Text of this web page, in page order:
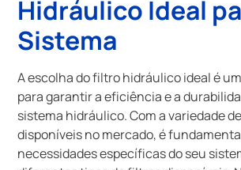
Hidráulico Ideal
Sistema
A escolha do filtro hidráulico ideal é
para garantir a eficiência e a
sistema hidráulico. Com a variedade
disponíveis no mercado, é
necessidades específicas do seu